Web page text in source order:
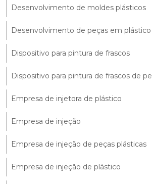
Desenvolvimento de moldes plásticos
Desenvolvimento de peças em plástico
Dispositivo para pintura de frascos
Dispositivo para pintura de frascos de
Empresa de injetora de plástico
Empresa de injeção
Empresa de injeção de peças plásticas
Empresa de injeção de plástico